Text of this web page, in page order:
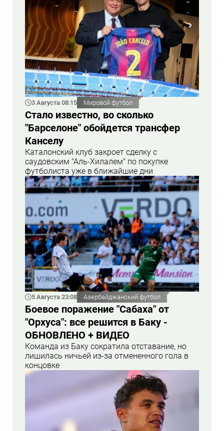
3 Августа 08:15 Мировой футбол
Стало известно, во сколько
"Барселоне" обойдется трансфер
Канселу
Каталонский клуб закроет сделку с
саудовским "Аль-Хилалем" по покупке
футболиста уже в ближайшие дни
5 Августа 23:08 Азербайджанский футбол
Боевое поражение "Сабаха" от
"Орхуса": все решится в Баку -
ОБНОВЛЕНО + ВИДЕО
Команда из Баку сократила отставание, но
лишилась ничьей из-за отмененного гола в
концовке